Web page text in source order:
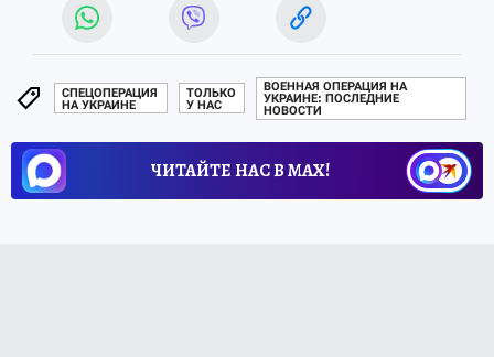
СПЕЦОПЕРАЦИЯ
НА УКРАИНЕ
ТОЛЬКО
У НАС
ВОЕННАЯ ОПЕРАЦИЯ НА
УКРАИНЕ: ПОСЛЕДНИЕ
НОВОСТИ
ЧИТАЙТЕ НАС В МАХ!